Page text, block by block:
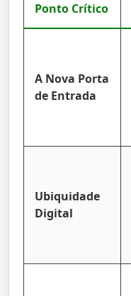
Ponto Crítico
A Nova Porta
de Entrada
Ubiquidade
Digital